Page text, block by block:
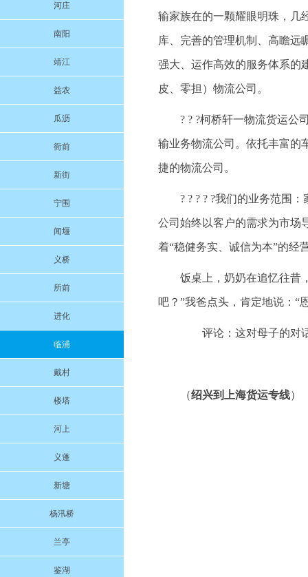
河庄
南阳
靖江
益农
瓜沥
衙前
新街
宁围
闻堰
义桥
所前
进化
临浦
戴村
楼塔
河上
义蓬
新塘
杨汛桥
兰亭
鉴湖
输家族在的一颗耀眼明珠，几
库、完善的管理机制、高瞻远
强大、运作高效的服务体系的
皮、零担）物流公司。
? ? ?柯桥轩一物流货运公
输业务物流公司。依托丰富的
捷的物流公司。
? ? ? ? ?我们的业务范围
公司始终以客户的需求为市场
着“稳健务实、诚信为本”的经
饭桌上，奶奶在追忆往昔
吧？”我爸点头，肯定地说：
评论：这对母子的对话
（绍兴到上海货运专线）